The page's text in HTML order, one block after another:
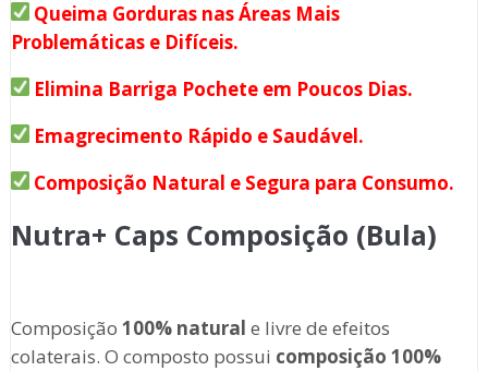
Queima Gorduras nas Áreas Mais
Problemáticas e Difíceis.
Elimina Barriga Pochete em Poucos Dias.
Emagrecimento Rápido e Saudável.
Composição Natural e Segura para Consumo.
Nutra+ Caps Composição (Bula)
Composição 100% natural e livre de efeitos
colaterais. O composto possui composição 100%